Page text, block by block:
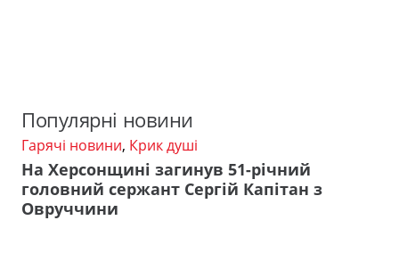
Популярні новини
Гарячі новини, Крик душі
На Херсонщині загинув 51-річний
головний сержант Сергій Капітан з
Овруччини